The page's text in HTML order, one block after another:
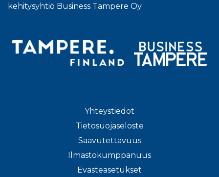
kehitysyhtiö Business Tampere Oy
Yhteystiedot
Tietosuojaseloste
Saavutettavuus
Ilmastokumppanuus
Evästeasetukset